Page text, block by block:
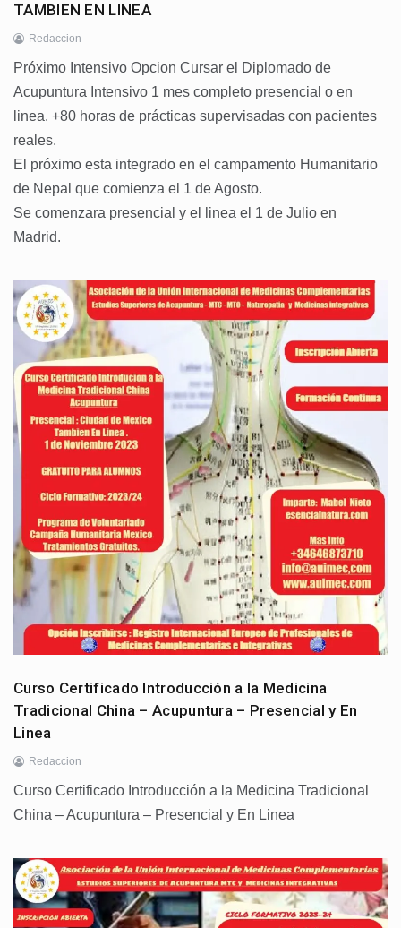
TAMBIEN EN LINEA
Redaccion
Próximo Intensivo Opcion Cursar el Diplomado de
Acupuntura Intensivo 1 mes completo presencial o en
linea. +80 horas de prácticas supervisadas con pacientes
reales.
El próximo esta integrado en el campamento Humanitario
de Nepal que comienza el 1 de Agosto.
Se comenzara presencial y el linea el 1 de Julio en
Madrid.
Curso Certificado Introducción a la Medicina
Tradicional China – Acupuntura – Presencial y En
Linea
Redaccion
Curso Certificado Introducción a la Medicina Tradicional
China – Acupuntura – Presencial y En Linea